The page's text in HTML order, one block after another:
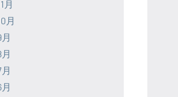
月
月